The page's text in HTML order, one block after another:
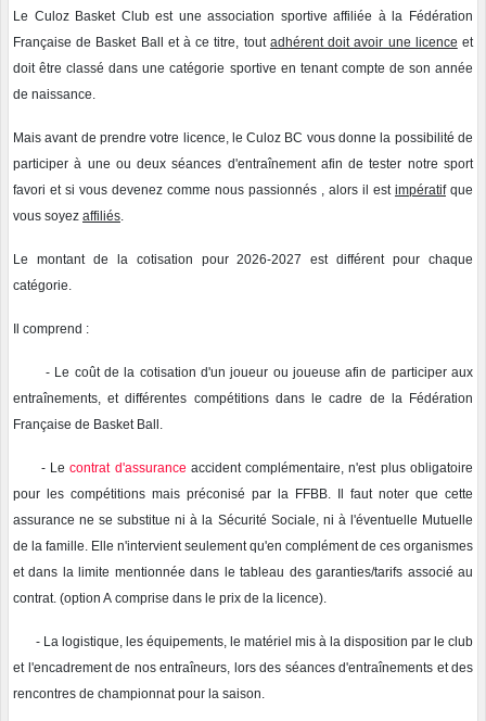
Le Culoz Basket Club est une association sportive affiliée à la Fédération
Française de Basket Ball et à ce titre, tout adhérent doit avoir une licence et
doit être classé dans une catégorie sportive en tenant compte de son année
de naissance.
Mais avant de prendre votre licence, le Culoz BC vous donne la possibilité de
participer à une ou deux séances d'entraînement afin de tester notre sport
favori et si vous devenez comme nous passionnés , alors il est impératifque
vous soyez affiliés.
Le montant de la cotisation pour 2026-2027 est différent pour chaque
catégorie.
Il comprend :
- Le coût de la cotisation d'un joueur ou joueuse afin de participer aux
entraînements, et différentes compétitions dans le cadre de la Fédération
Française de Basket Ball.
- Lecontrat d'assurance accident complémentaire, n'est plus obligatoire
pour les compétitions mais préconisé par la FFBB. Il faut noter que cette
assurance ne se substitue ni à la Sécurité Sociale, ni à l'éventuelle Mutuelle
de la famille. Elle n'intervient seulement qu'en complément de ces organismes
et dans la limite mentionnée dans le tableau des garanties/tarifs associé au
contrat. (option A comprise dans le prix de la licence).
- La logistique, les équipements, le matériel mis à la disposition par le club
et l'encadrement de nos entraîneurs, lors des séances d'entraînements et des
rencontres de championnat pour la saison.